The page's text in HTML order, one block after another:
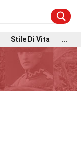
Stile Di Vita
...